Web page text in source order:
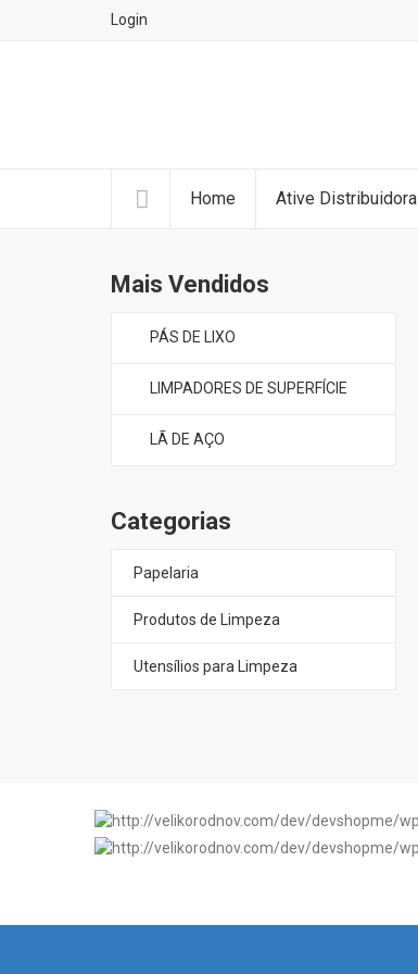
Login
Home Ative Distribuidora
Mais Vendidos
PÁS DE LIXO
LIMPADORES DE SUPERFÍCIE
LÃ DE AÇO
Categorias
Papelaria
Produtos de Limpeza
Utensílios para Limpeza